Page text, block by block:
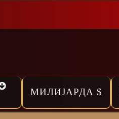
МИЛИЈАРДА $